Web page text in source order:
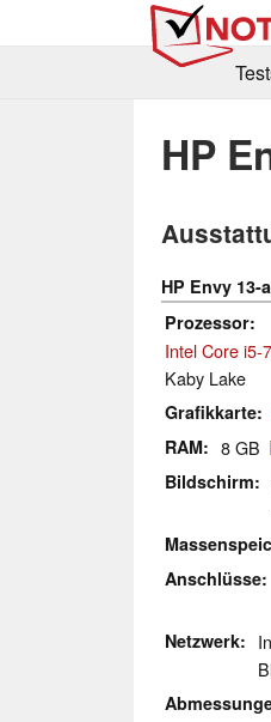
HP
HP Envy 13-
Prozessor
Intel Core i5-
Kaby Lake
Grafikkarte
RAM 8 GB
Bildschirm
Anschlüsse
Netzwerk